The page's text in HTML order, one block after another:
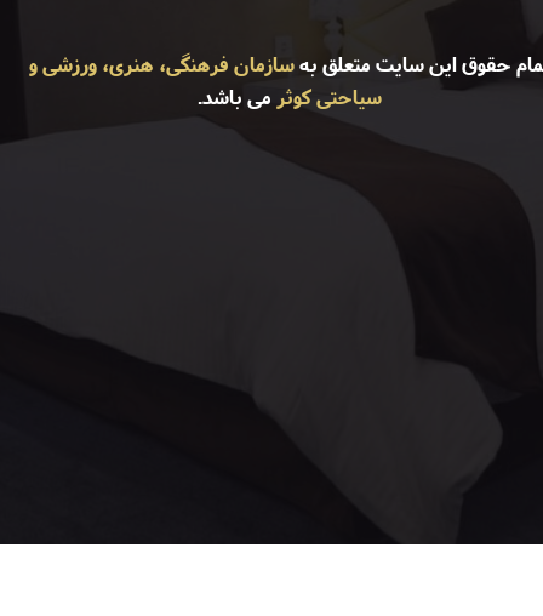
حقوق این سایت متعلق بهسازمان فرهنگی، هنری، ورزشی و
سیاحتی کوثر می باشد.